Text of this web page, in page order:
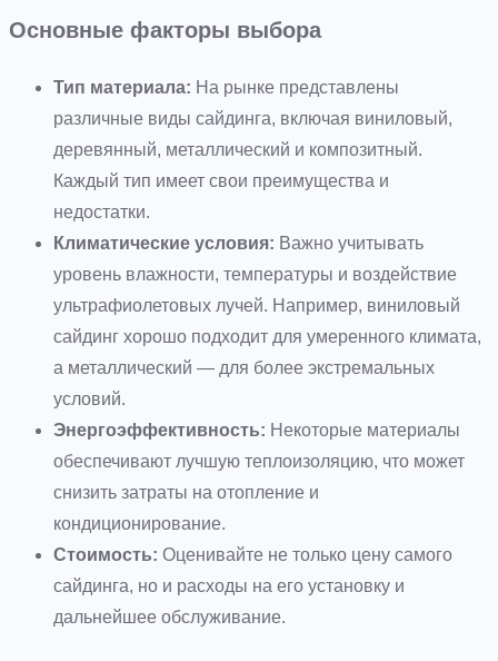
Основные факторы выбора
Тип материала: На рынке представлены
различные виды сайдинга, включая виниловый,
деревянный, металлический и композитный.
Каждый тип имеет свои преимущества и
недостатки.
Климатические условия: Важно учитывать
уровень влажности, температуры и воздействие
ультрафиолетовых лучей. Например, виниловый
сайдинг хорошо подходит для умеренного климата,
а металлический — для более экстремальных
условий.
Энергоэффективность: Некоторые материалы
обеспечивают лучшую теплоизоляцию, что может
снизить затраты на отопление и
кондиционирование.
Стоимость: Оценивайте не только цену самого
сайдинга, но и расходы на его установку и
дальнейшее обслуживание.